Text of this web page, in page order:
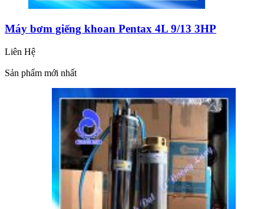
Máy bơm giếng khoan Pentax 4L 9/13 3HP
Liên Hệ
Sản phẩm mới nhất